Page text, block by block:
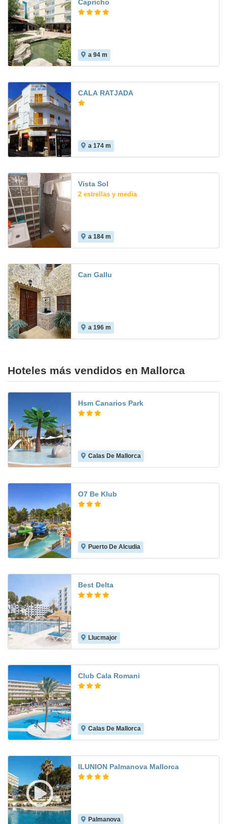
Capricho
a 94 m
CALA RATJADA
a 174 m
Vista Sol
2 estrellas y media
a 184 m
Can Gallu
a 196 m
Hoteles más vendidos en Mallorca
Hsm Canarios Park
Calas De Mallorca
O7 Be Klub
Puerto De Alcudia
Best Delta
Llucmajor
Club Cala Romani
Calas De Mallorca
ILUNION Palmanova Mallorca
Palmanova